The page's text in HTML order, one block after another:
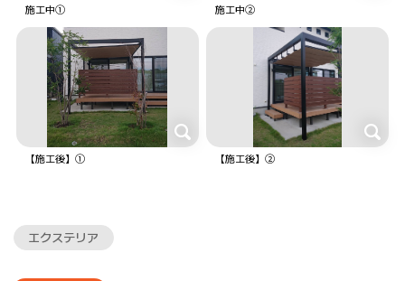
施工中① 施工中②
【施工後】① 【施工後】②
エクステリア